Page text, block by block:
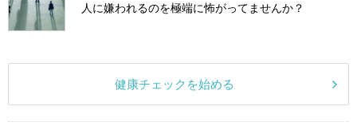
人に嫌われるのを極端に怖がってませんか？
健康チェックを始める